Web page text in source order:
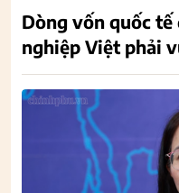
Dòng vốn quốc
nghiệp Việt phải